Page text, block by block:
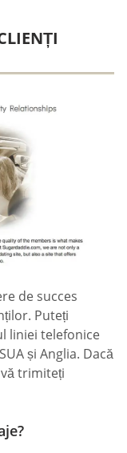
de succes
Puteți
liniei telefonice
și Anglia. Dacă
trimiteți